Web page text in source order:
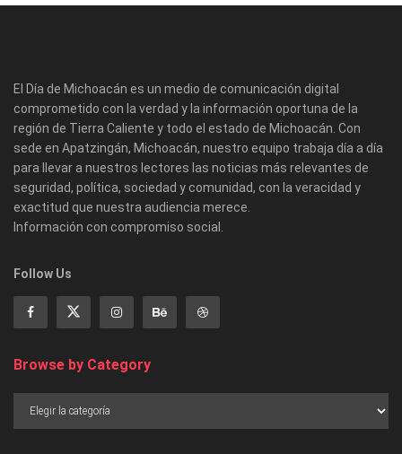
El Día de Michoacán es un medio de comunicación digital
comprometido con la verdad y la información oportuna de la
región de Tierra Caliente y todo el estado de Michoacán. Con
sede en Apatzingán, Michoacán, nuestro equipo trabaja día a día
para llevar a nuestros lectores las noticias más relevantes de
seguridad, política, sociedad y comunidad, con la veracidad y
exactitud que nuestra audiencia merece.
Información con compromiso social.
Follow Us
Browse by Category